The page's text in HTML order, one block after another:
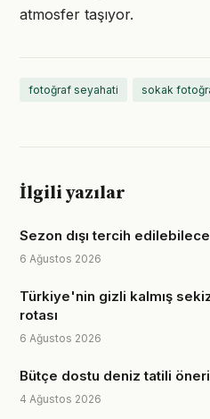
atmosfer taşıyor.
fotoğraf seyahati sokak
İlgili yazılar
Sezon dışı tercih
6 Ağustos 2026
Türkiye'nin gizli kalmış
rotası
6 Ağustos 2026
Bütçe dostu deniz tatili
4 Ağustos 2026